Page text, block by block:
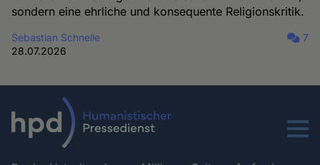
sondern eine ehrliche und konsequente Religionskritik.
Sebastian Schnelle
28.07.2026
7
Menu